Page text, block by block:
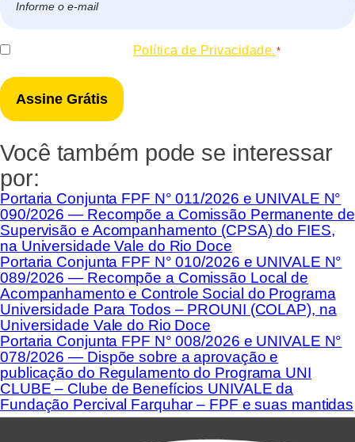
mail
Consentir Política de Privacidade. *
Você também pode se interessar
por:
Portaria Conjunta FPF N° 011/2026 e UNIVALE N°
090/2026 — Recompõe a Comissão Permanente de
Supervisão e Acompanhamento (CPSA) do FIES,
na Universidade Vale do Rio Doce
Portaria Conjunta FPF N° 010/2026 e UNIVALE N°
089/2026 — Recompõe a Comissão Local de
Acompanhamento e Controle Social do Programa
Universidade Para Todos – PROUNI (COLAP), na
Universidade Vale do Rio Doce
Portaria Conjunta FPF N° 008/2026 e UNIVALE N°
078/2026 — Dispõe sobre a aprovação e
publicação do Regulamento do Programa UNI
CLUBE – Clube de Benefícios UNIVALE da
Fundação Percival Farquhar – FPF e suas mantidas